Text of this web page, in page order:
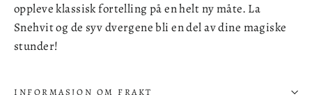
oppleve klassisk fortelling på en helt ny måte. La
Snehvit og de syv dvergene bli en del av dine magiske
stunder!
INFORMASJON OM FRAKT